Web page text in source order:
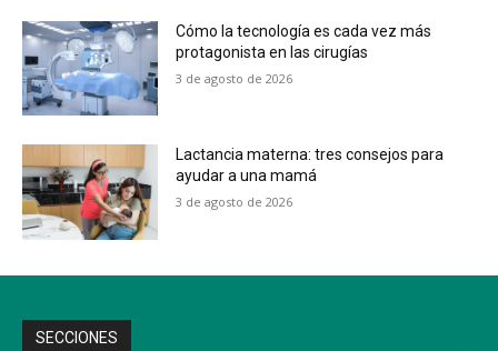
Cómo la tecnología es cada vez más
protagonista en las cirugías
3 de agosto de 2026
Lactancia materna: tres consejos para
ayudar a una mamá
3 de agosto de 2026
SECCIONES